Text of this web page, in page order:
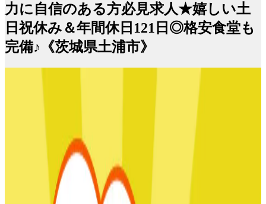
力に自信のある方必見求人★嬉しい土
日祝休み＆年間休日121日◎格安食堂も
完備♪《茨城県土浦市》